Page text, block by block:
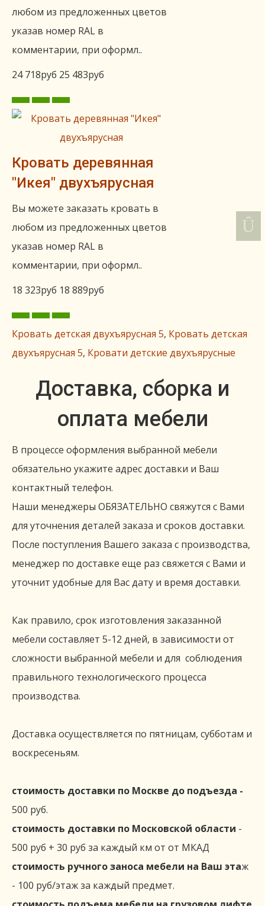
любом из предложенных цветов
указав номер RAL в
комментарии, при оформл..
24 718руб 25 483руб
Кровать деревянная
"Икея" двухъярусная
Вы можете заказать кровать в
любом из предложенных цветов
указав номер RAL в
комментарии, при оформл..
18 323руб 18 889руб
Кровать детская двухъярусная 5, Кровать детская
двухъярусная 5, Кровати детские двухъярусные
Доставка, сборка и
оплата мебели
В процессе оформления выбранной мебели
обязательно укажите адрес доставки и Ваш
контактный телефон.
Наши менеджеры ОБЯЗАТЕЛЬНО свяжутся с Вами
для уточнения деталей заказа и сроков доставки.
После поступления Вашего заказа с производства,
менеджер по доставке еще раз свяжется с Вами и
уточнит удобные для Вас дату и время доставки.
Как правило, срок изготовления заказанной
мебели составляет 5-12 дней, в зависимости от
сложности выбранной мебели и для соблюдения
правильного технологического процесса
производства.
Доставка осуществляется по пятницам, субботам и
воскресеньям.
стоимость доставки по Москве до подъезда -
500 руб.
стоимость доставки по Московской области -
500 руб + 30 руб за каждый км от от МКАД
стоимость ручного заноса мебели на Ваш этаж
- 100 руб/этаж за каждый предмет.